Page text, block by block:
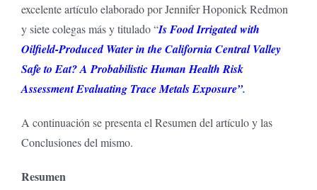
excelente artículo elaborado por Jennifer Hoponick Redmon
y siete colegas más y titulado “Is Food Irrigated with
Oilfield-Produced Water in the California Central Valley
Safe to Eat?A Probabilistic Human Health Risk
Assessment Evaluating Trace Metals Exposure”.
A continuación se presenta el Resumen del artículo y las
Conclusiones del mismo.
Resumen